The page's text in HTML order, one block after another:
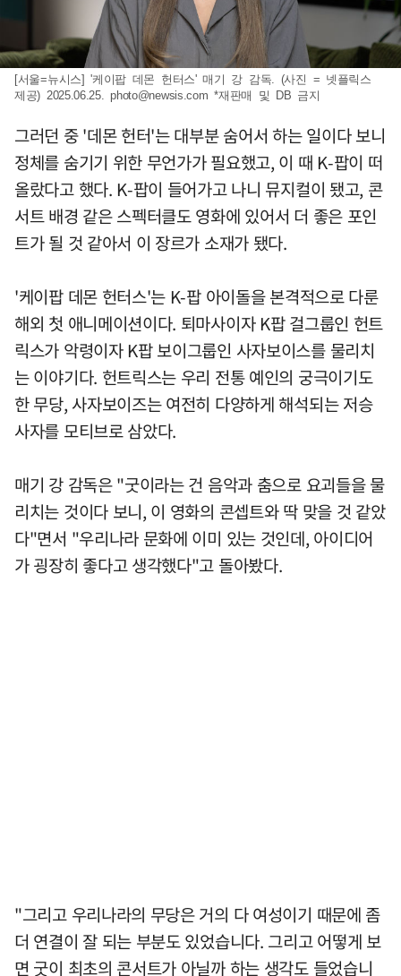
[서울=뉴시스] '케이팝 데몬 헌터스' 매기 강 감독. (사진 = 넷플릭스
제공) 2025.06.25.photo@newsis.com *재판매 및 DB 금지
그러던 중 '데몬 헌터'는 대부분 숨어서 하는 일이다 보니
정체를 숨기기 위한 무언가가 필요했고, 이 때 K-팝이 떠
올랐다고 했다. K-팝이 들어가고 나니 뮤지컬이 됐고, 콘
서트 배경 같은 스펙터클도 영화에 있어서 더 좋은 포인
트가 될 것 같아서 이 장르가 소재가 됐다.
'케이팝 데몬 헌터스'는 K-팝 아이돌을 본격적으로 다룬
해외 첫 애니메이션이다. 퇴마사이자 K팝 걸그룹인 헌트
릭스가 악령이자 K팝 보이그룹인 사자보이스를 물리치
는 이야기다. 헌트릭스는 우리 전통 예인의 궁극이기도
한 무당, 사자보이즈는 여전히 다양하게 해석되는 저승
사자를 모티브로 삼았다.
매기 강 감독은 "굿이라는 건 음악과 춤으로 요괴들을 물
리치는 것이다 보니, 이 영화의 콘셉트와 딱 맞을 것 같았
다"면서 "우리나라 문화에 이미 있는 것인데, 아이디어
가 굉장히 좋다고 생각했다"고 돌아봤다.
"그리고 우리나라의 무당은 거의 다 여성이기 때문에 좀
더 연결이 잘 되는 부분도 있었습니다. 그리고 어떻게 보
면 굿이 최초의 콘서트가 아닐까 하는 생각도 들었습니